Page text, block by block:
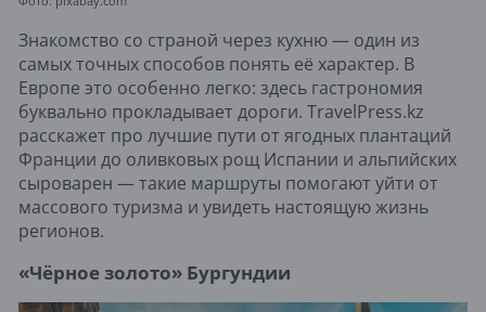
Знакомство со страной через кухню — один из
самых точных способов понять её характер. В
Европе это особенно легко: здесь гастрономия
буквально прокладывает дороги. TravelPress.kz
расскажет про лучшие пути от ягодных плантаций
Франции до оливковых рощ Испании и альпийских
сыроварен — такие маршруты помогают уйти от
массового туризма и увидеть настоящую жизнь
регионов.
«Чёрное золото» Бургундии